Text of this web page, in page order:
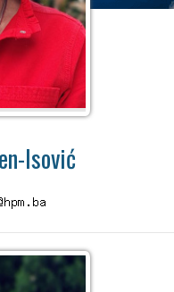
Isović